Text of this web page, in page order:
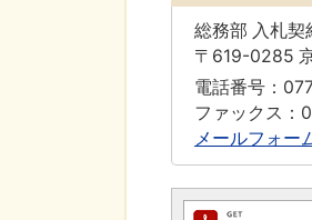
総務部 入札契
〒619-0285
電話番号：
ファックス
メールフォー